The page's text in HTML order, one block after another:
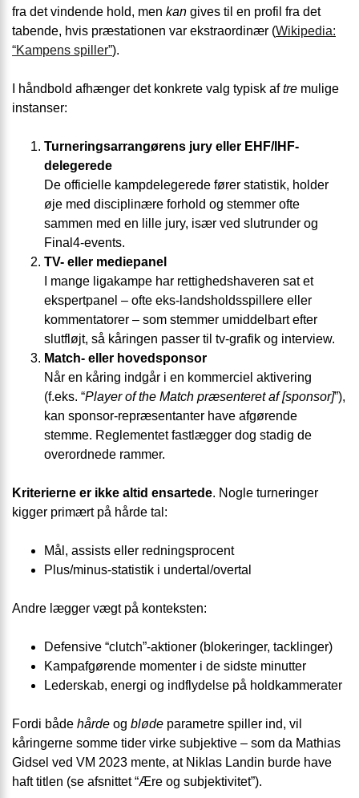
fra det vindende hold, men kan gives til en profil fra det
tabende, hvis præstationen var ekstraordinær (Wikipedia:
“Kampens spiller”).
I håndbold afhænger det konkrete valg typisk aftre mulige
instanser:
Turneringsarrangørens jury eller EHF/IHF-
delegerede
De officielle kampdelegerede fører statistik, holder
øje med disciplinære forhold og stemmer ofte
sammen med en lille jury, især ved slutrunder og
Final4-events.
TV- eller mediepanel
I mange ligakampe har rettighedshaveren sat et
ekspertpanel – ofte eks-landsholdsspillere eller
kommentatorer – som stemmer umiddelbart efter
slutfløjt, så kåringen passer til tv-grafik og interview.
Match- eller hovedsponsor
Når en kåring indgår i en kommerciel aktivering
(f.eks. “Player of the Match præsenteret af[sponsor]”),
kan sponsor-repræsentanter have afgørende
stemme. Reglementet fastlægger dog stadig de
overordnede rammer.
Kriterierne er ikke altid ensartede. Nogle turneringer
kigger primært på hårde tal:
Mål, assists eller redningsprocent
Plus/minus-statistik i undertal/overtal
Andre lægger vægt på konteksten:
Defensive “clutch”-aktioner (blokeringer, tacklinger)
Kampafgørende momenter i de sidste minutter
Lederskab, energi og indflydelse på holdkammerater
Fordi både hårde og bløde parametre spiller ind, vil
kåringerne somme tider virke subjektive – som da Mathias
Gidsel ved VM 2023 mente, at Niklas Landin burde have
haft titlen (se afsnittet “Ære og subjektivitet”).